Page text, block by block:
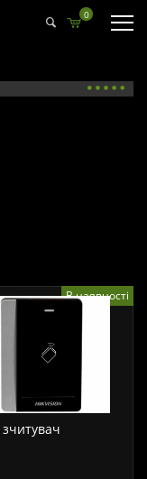
0
В наявності